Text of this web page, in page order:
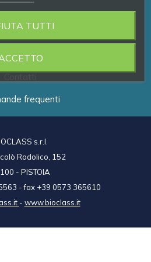
Prodotti
Brand
frequenti
TUTTI
s.r.l.
Rodolico, 152
- PISTOIA
- fax +39 0573 365610
- www.bioclass.it